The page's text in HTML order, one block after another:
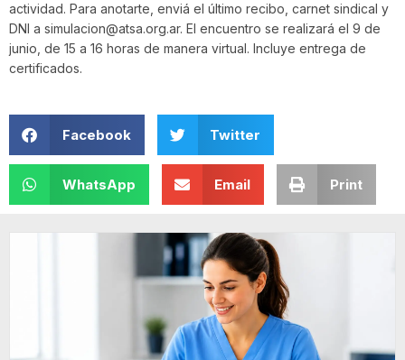
actividad. Para anotarte, enviá el último recibo, carnet sindical y
DNI a simulacion@atsa.org.ar. El encuentro se realizará el 9 de
junio, de 15 a 16 horas de manera virtual. Incluye entrega de
certificados.
Facebook Twitter
WhatsApp Email Print